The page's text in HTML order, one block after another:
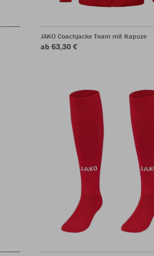
JAKO Coachjacke Team mit Kapuze
ab 63,30 €